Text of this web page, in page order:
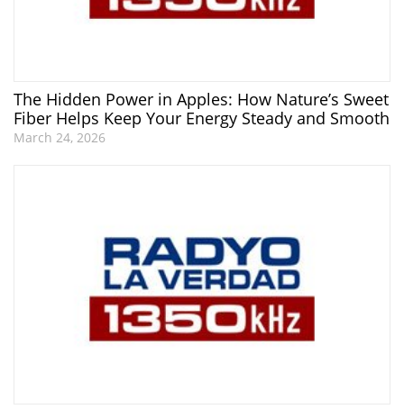
The Hidden Power in Apples: How Nature’s Sweet
Fiber Helps Keep Your Energy Steady and Smooth
March 24, 2026